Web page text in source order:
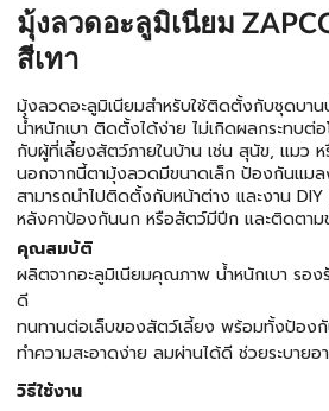
มุ้งลวดอะลูมิเนียม
สีเทา
มุ้งลวดอะลูมิเนียมสำหรับใช้ติดตั้งกับชุดบาน
น้ำหนักเบา ติดตั้งได้ง่าย ไม่เกิดผลกระทบต่อ
กับผู้ที่เลี้ยงสัตว์ภายในบ้าน เช่น สุนัข, แมว
นอกจากนี้ตามุ้งลวดมีขนาดเล็ก ป้องกันแมล
สามารถนำไปติดตั้งกับหน้าต่าง และงาน
หลังคาป้องกันนก หรือสัตว์มีปีก และติดตาม
คุณสมบัติ
ผลิตจากอะลูมิเนียมคุณภาพ น้ำหนักเบา รอง
ดี
ทนทานต่อเล็บของสัตว์เลี้ยง พร้อมทั้งป้อง
ทำความสะอาดง่าย ลมผ่านได้ดี ช่วยระบายอ
วิธีใช้งาน